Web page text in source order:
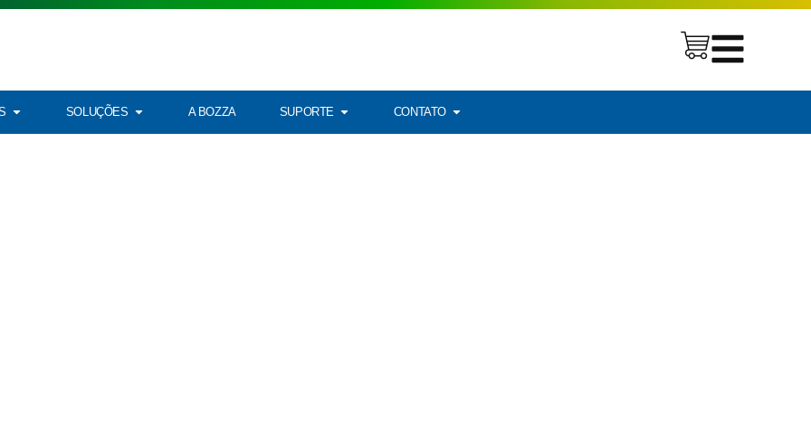
SOLUÇÕES A BOZZA SUPORTE CONTATO